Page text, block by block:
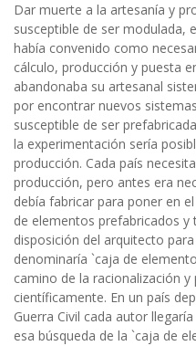
Dar muerte a la artesanía y
susceptible de ser modulada,
había convenido como
cálculo, producción y puesta
abandonaba su artesanal
por encontrar nuevos
susceptible de ser
la experimentación sería
producción. Cada país
producción, pero antes era
debía fabricar para poner en
de elementos prefabricados y
disposición del arquitecto
denominaría `caja de
camino de la racionalización
científicamente. En un país
Guerra Civil cada autor
esa búsqueda de la `caja de